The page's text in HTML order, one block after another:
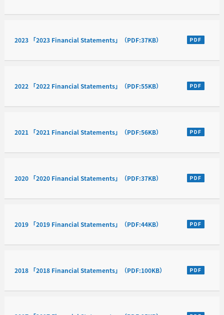
2023 「2023 Financial Statements」（PDF:37KB）
2022 「2022 Financial Statements」（PDF:55KB）
2021 「2021 Financial Statements」（PDF:56KB）
2020 「2020 Financial Statements」（PDF:37KB）
2019 「2019 Financial Statements」（PDF:44KB）
2018 「2018 Financial Statements」（PDF:100KB）